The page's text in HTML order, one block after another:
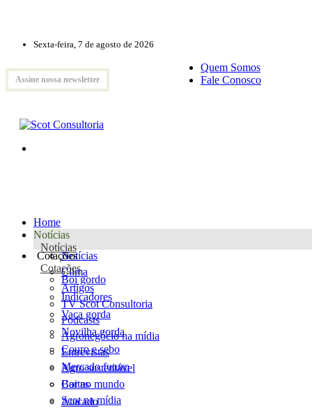
Sexta-feira, 7 de agosto de 2026
Assine nossa newsletter
Quem Somos
Fale Conosco
Home
Notícias
Notícias
Notícias
Clima
Artigos
TV Scot Consultoria
Podcasts
Agronegócio na mídia
Entrevistas
Agro sustentável
Cartas
Scot na mídia
Cotações
Cotações
Boi gordo
Indicadores
Vaca gorda
Novilha gorda
Couro e sebo
Mercado futuro
Boi no mundo
Atacado